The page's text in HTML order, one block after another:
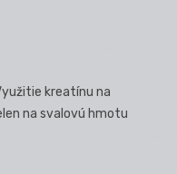
kreatínu na
na svalovú hmotu